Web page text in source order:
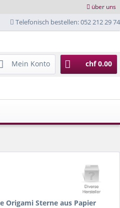
über uns
Telefonisch bestellen: 052 212 29 74
Mein Konto chf 0.00
Origami Sterne aus Papier